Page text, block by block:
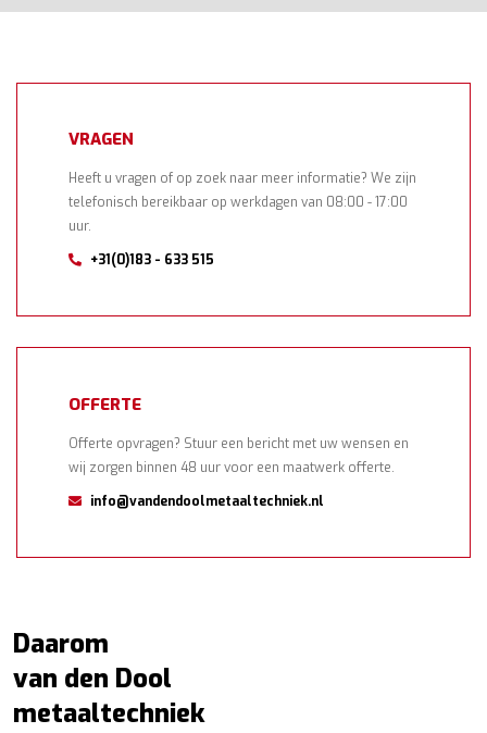
VRAGEN
Heeft u vragen of op zoek naar meer informatie? We zijn
telefonisch bereikbaar op werkdagen van 08:00 - 17:00
uur.
+31(0)183 - 633 515
OFFERTE
Offerte opvragen? Stuur een bericht met uw wensen en
wij zorgen binnen 48 uur voor een maatwerk offerte.
info@vandendoolmetaaltechniek.nl
Daarom
van den Dool
metaaltechniek